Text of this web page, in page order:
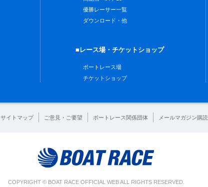
優勝レーサー一覧
ダウンロード・他
■レース場・チケットショップ
ボートレース場
チケットショップ
サイトマップ ご意見・ご要望 ボートレース関係団体 メールマガジン購読
COPYRIGHT © BOAT RACE OFFICIAL WEB ALL RIGHTS RESERVED.